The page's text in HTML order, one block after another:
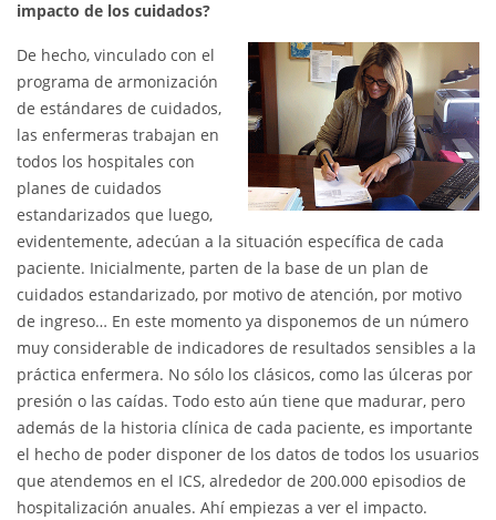
impacto de los cuidados?
De hecho, vinculado con el
programa de armonización
de estándares de cuidados,
las enfermeras trabajan en
todos los hospitales con
planes de cuidados
estandarizados que luego,
evidentemente, adecúan a la situación específica de cada
paciente. Inicialmente, parten de la base de un plan de
cuidados estandarizado, por motivo de atención, por motivo
de ingreso… En este momento ya disponemos de un número
muy considerable de indicadores de resultados sensibles a la
práctica enfermera. No sólo los clásicos, como las úlceras por
presión o las caídas. Todo esto aún tiene que madurar, pero
además de la historia clínica de cada paciente, es importante
el hecho de poder disponer de los datos de todos los usuarios
que atendemos en el ICS, alrededor de 200.000 episodios de
hospitalización anuales. Ahí empiezas a ver el impacto.